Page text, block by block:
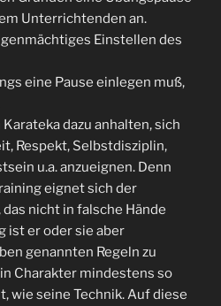
Unterrichtenden an.
Einstellen des
eine Pause einlegen muß,
dazu anhalten, sich
Respekt, Selbstdisziplin,
u.a. anzueignen. Denn
eignet sich der
nicht in falsche Hände
ist er oder sie aber
genannten Regeln zu
Charakter mindestens so
wie seine Technik. Auf diese